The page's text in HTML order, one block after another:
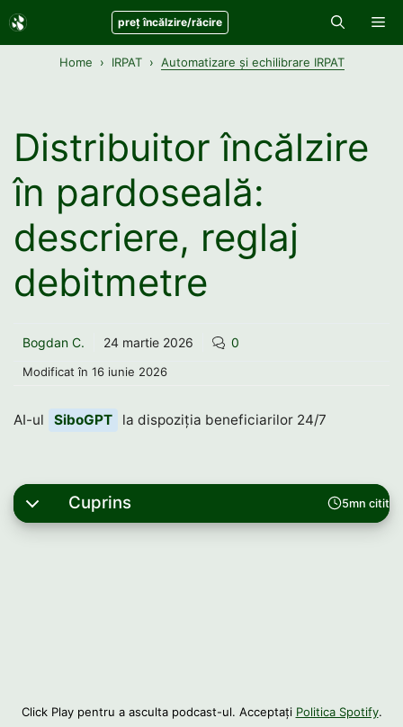
Sari
la
preț încălzire/răcire
Home IRPAT Automatizare și echilibrare IRPAT
Distribuitor încălzire
în pardoseală:
descriere, reglaj
debitmetre
Bogdan C. 24 martie 2026 0
Modificat în 16 iunie 2026
AI-ul SiboGPT la dispoziția beneficiarilor 24/7
5mn citit
Cuprins
Click Play pentru a asculta podcast-ul. Acceptați Politica Spotify.